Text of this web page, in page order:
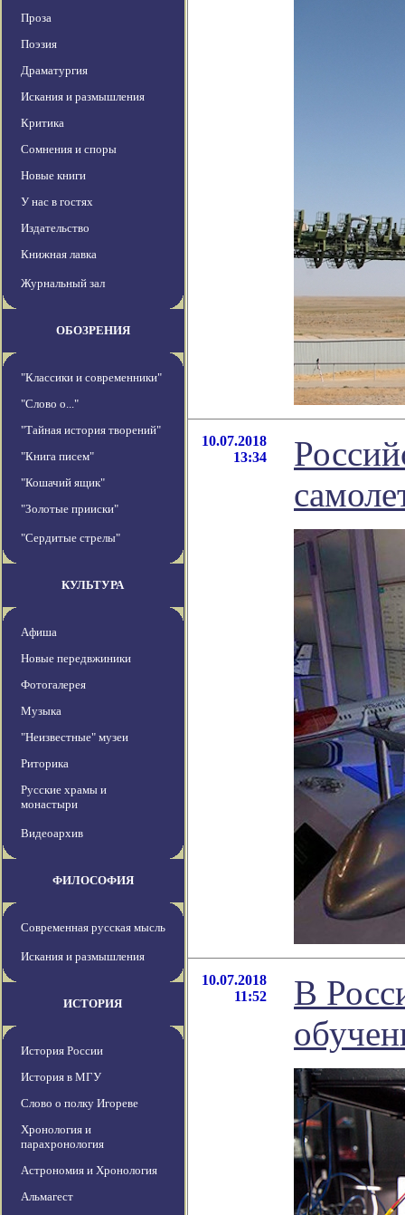
Проза
Поэзия
Драматургия
Искания и размышления
Критика
Сомнения и споры
Новые книги
У нас в гостях
Издательство
Книжная лавка
Журнальный зал
ОБОЗРЕНИЯ
"Классики и современники"
"Слово о..."
"Тайная история творений"
"Книга писем"
"Кошачий ящик"
"Золотые прииски"
"Сердитые стрелы"
КУЛЬТУРА
Афиша
Новые передвжиники
Фотогалерея
Музыка
"Неизвестные" музеи
Риторика
Русские храмы и
монастыри
Видеоархив
ФИЛОСОФИЯ
Современная русская мысль
Искания и размышления
ИСТОРИЯ
История России
История в МГУ
Слово о полку Игореве
Хронология и
парахронология
Астрономия и Хронология
Альмагест
10.07.2018
13:34
10.07.2018
11:52
В